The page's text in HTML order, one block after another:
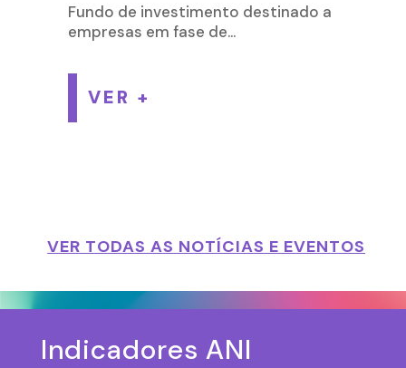
Fundo de investimento destinado a
empresas em fase de...
VER +
VER TODAS AS NOTÍCIAS E EVENTOS
Indicadores ANI